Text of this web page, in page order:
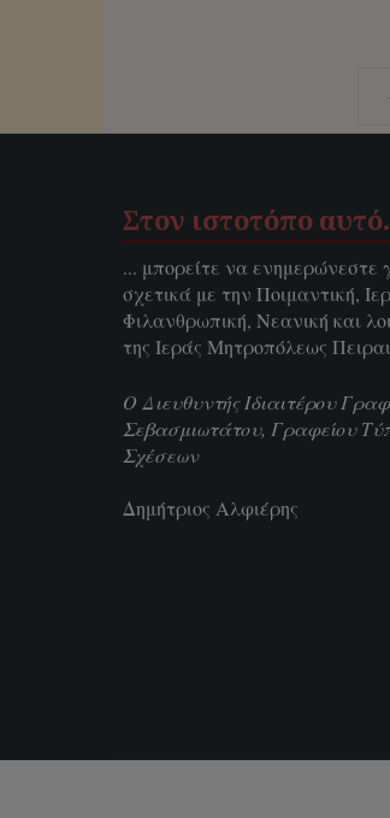
Στον ιστοτόπο
... μπορείτε να ενημερώνεστε
σχετικά με την Ποιμαντική,
Φιλανθρωπική, Νεανική και
της Ιεράς Μητροπόλεως
Ο Διευθυντής Ιδιαιτέρου
Σεβασμιωτάτου, Γραφείου
Σχέσεων
Δημήτριος Αλφιέρης